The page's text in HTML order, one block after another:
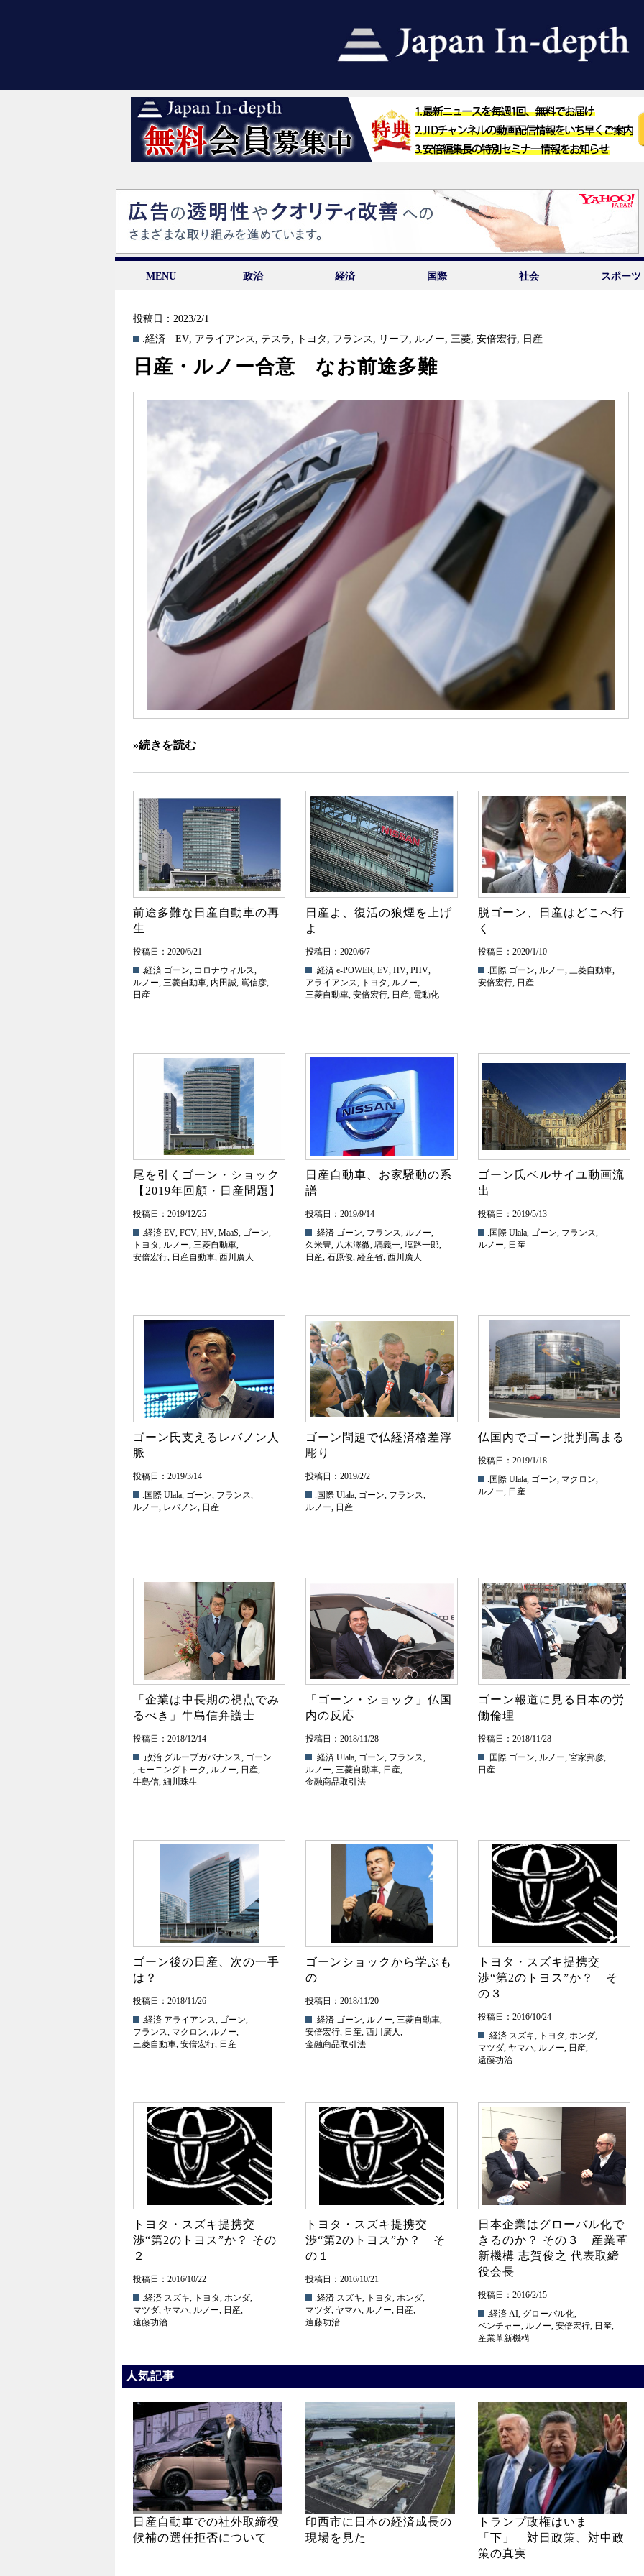
MENU 政治 経済 国際 社会 スポーツ
投稿日：2023/2/1
.経済
EV, アライアンス , テスラ , トヨタ , フランス , リーフ, ルノー,三菱,安倍宏行, 日産
日産・ルノー合意 なお前途多難
»続きを読む
前途多難な日産自動車の再
生
投稿日：2020/6/21
.経済 ゴーン, コロナウィルス,
ルノー, 三菱自動車, 内田誠, 嶌信彦,
日産
日産よ、復活の狼煙を上げ
よ
投稿日：2020/6/7
.経済 e-POWER, EV, HV, PHV,
アライアンス, トヨタ, ルノー,
三菱自動車, 安倍宏行, 日産, 電動化
脱ゴーン、日産はどこへ行
く
投稿日：2020/1/10
.国際 ゴーン, ルノー, 三菱自動車,
安倍宏行, 日産
尾を引くゴーン・ショック
【2019年回顧・日産問題】
投稿日：2019/12/25
.経済 EV, FCV, HV, MaaS, ゴーン,
トヨタ, ルノー, 三菱自動車,
安倍宏行, 日産自動車, 西川廣人
日産自動車、お家騒動の系
譜
投稿日：2019/9/14
.経済 ゴーン, フランス, ルノー,
久米豊, 八木澤徹, 塙義一, 塩路一郎,
日産, 石原俊, 経産省, 西川廣人
ゴーン氏ベルサイユ動画流
出
投稿日：2019/5/13
.国際 Ulala, ゴーン, フランス,
ルノー, 日産
ゴーン氏支えるレバノン人
脈
投稿日：2019/3/14
.国際 Ulala, ゴーン, フランス,
ルノー, レバノン, 日産
ゴーン問題で仏経済格差浮
彫り
投稿日：2019/2/2
.国際 Ulala, ゴーン, フランス,
ルノー, 日産
仏国内でゴーン批判高まる
投稿日：2019/1/18
.国際 Ulala, ゴーン, マクロン,
ルノー, 日産
「企業は中長期の視点でみ
るべき」牛島信弁護士
投稿日：2018/12/14
.政治 グループガバナンス, ゴーン
, モーニングトーク, ルノー, 日産,
牛島信, 細川珠生
「ゴーン・ショック」仏国
内の反応
投稿日：2018/11/28
.経済 Ulala, ゴーン, フランス,
ルノー, 三菱自動車, 日産,
金融商品取引法
ゴーン報道に見る日本の労
働倫理
投稿日：2018/11/28
.国際 ゴーン, ルノー, 宮家邦彦,
日産
ゴーン後の日産、次の一手
は？
投稿日：2018/11/26
.経済 アライアンス, ゴーン,
フランス, マクロン, ルノー,
三菱自動車, 安倍宏行, 日産
ゴーンショックから学ぶも
の
投稿日：2018/11/20
.経済 ゴーン, ルノー, 三菱自動車,
安倍宏行, 日産, 西川廣人,
金融商品取引法
トヨタ・スズキ提携交
渉“第2のトヨス”か？ そ
の３
投稿日：2016/10/24
.経済 スズキ, トヨタ, ホンダ,
マツダ, ヤマハ, ルノー, 日産,
遠藤功治
トヨタ・スズキ提携交
渉“第2のトヨス”か？ その
２
投稿日：2016/10/22
.経済 スズキ, トヨタ, ホンダ,
マツダ, ヤマハ, ルノー, 日産,
遠藤功治
トヨタ・スズキ提携交
渉“第2のトヨス”か？ そ
の１
投稿日：2016/10/21
.経済 スズキ, トヨタ, ホンダ,
マツダ, ヤマハ, ルノー, 日産,
遠藤功治
日本企業はグローバル化で
きるのか？ その３ 産業革
新機構 志賀俊之 代表取締
役会長
投稿日：2016/2/15
.経済 AI, グローバル化,
ベンチャー, ルノー, 安倍宏行, 日産,
産業革新機構
人気記事
日産自動車での社外取締役
候補の選任拒否について
印西市に日本の経済成長の
現場を見た
トランプ政権はいま
「下」 対日政策、対中政
策の真実